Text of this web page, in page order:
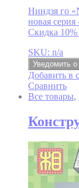
Ниндзя го
новая
Скидка 10%
SKU: n/a
Уведомить о
Добавить в
Сравнить
Все товары,